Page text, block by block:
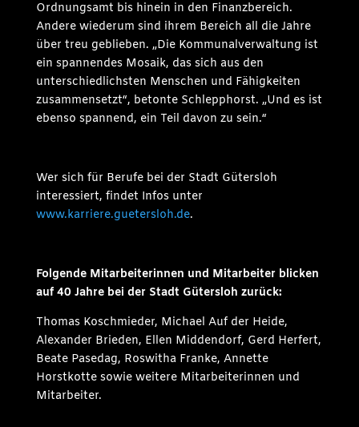
Ordnungsamt bis hinein in den Finanzbereich.
Andere wiederum sind ihrem Bereich all die Jahre
über treu geblieben. „Die Kommunalverwaltung ist
ein spannendes Mosaik, das sich aus den
unterschiedlichsten Menschen und Fähigkeiten
zusammensetzt“, betonte Schlepphorst. „Und es ist
ebenso spannend, ein Teil davon zu sein.“
Wer sich für Berufe bei der Stadt Gütersloh
interessiert, findet Infos unter
www.karriere.guetersloh.de.
Folgende Mitarbeiterinnen und Mitarbeiter blicken
auf 40 Jahre bei der Stadt Gütersloh zurück:
Thomas Koschmieder, Michael Auf der Heide,
Alexander Brieden, Ellen Middendorf, Gerd Herfert,
Beate Pasedag, Roswitha Franke, Annette
Horstkotte sowie weitere Mitarbeiterinnen und
Mitarbeiter.